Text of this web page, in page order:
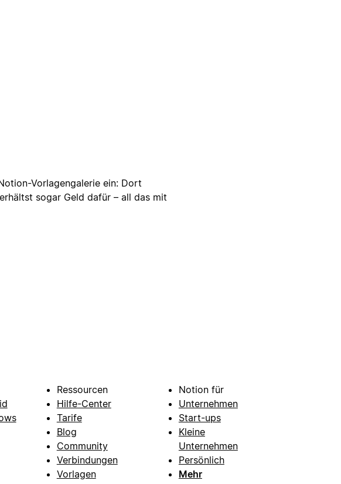
Vorlagengalerie ein: Dort
sogar Geld dafür – all das mit
Ressourcen
Hilfe-Center
Tarife
Blog
Community
Verbindungen
Vorlagen
Notion für
Unternehmen
Start-ups
Kleine
Unternehmen
Persönlich
Mehr